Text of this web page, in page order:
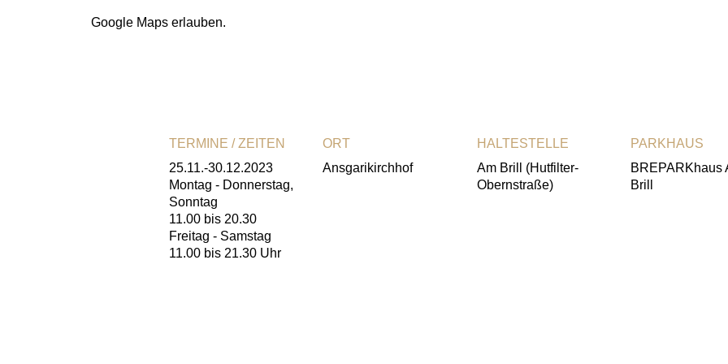
Google Maps erlauben.
TERMINE / ZEITEN
25.11.-30.12.2023
Montag - Donnerstag,
Sonntag
11.00 bis 20.30
Freitag - Samstag
11.00 bis 21.30 Uhr
ORT
Ansgarikirchhof
HALTESTELLE
Am Brill (Hutfilter-
Obernstraße)
PARKHAUS
BREPARKhaus
Brill